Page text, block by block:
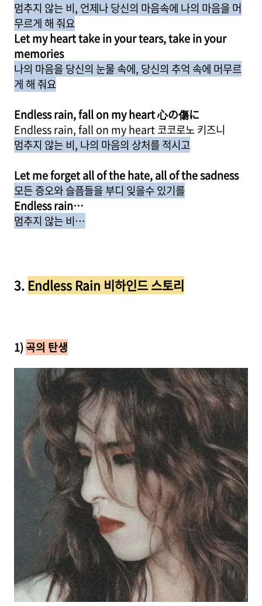
멈추지 않는 비, 언제나 당신의 마음속에 나의 마음을 머
무르게 해 줘요
Let my heart take in your tears, take in your
memories
나의 마음을 당신의 눈물 속에, 당신의 추억 속에 머무르
게 해 줘요
Endless rain, fall on my heart 心の傷に
Endless rain, fall on my heart 코코로노 키즈니
멈추지 않는 비, 나의 마음의 상처를 적시고
Let me forget all of the hate, all of the sadness
모든 증오와 슬픔들을 부디 잊을수 있기를
Endless rain…
멈추지 않는 비…
3. Endless Rain 비하인드 스토리
1)곡의 탄생